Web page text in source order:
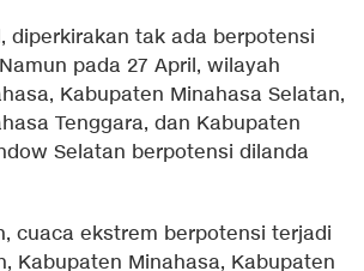
diperkirakan tak ada berpotensi
pada 27 April, wilayah
Kabupaten Minahasa Selatan,
Tenggara, dan Kabupaten
Selatan berpotensi dilanda
cuaca ekstrem berpotensi terjadi
Kabupaten Minahasa, Kabupaten